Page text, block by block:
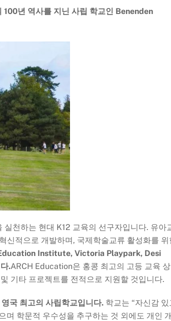
년 역사를 지닌 사립 학교인 Benenden
천하는 현대 K12 교육의 선구자입니다. 유아
신적으로 개발하며, 국제학술교류 활성화를 위
Institute, Victoria Playpark, Desi
.ARCH Education은 홍콩 최고의 고등 교육
기타 프로젝트를 전적으로 지원할 것입니다.
국 최고의 사립학교입니다. 학교는 “자신감 있
며 학문적 우수성을 추구하는 것 외에도 개인